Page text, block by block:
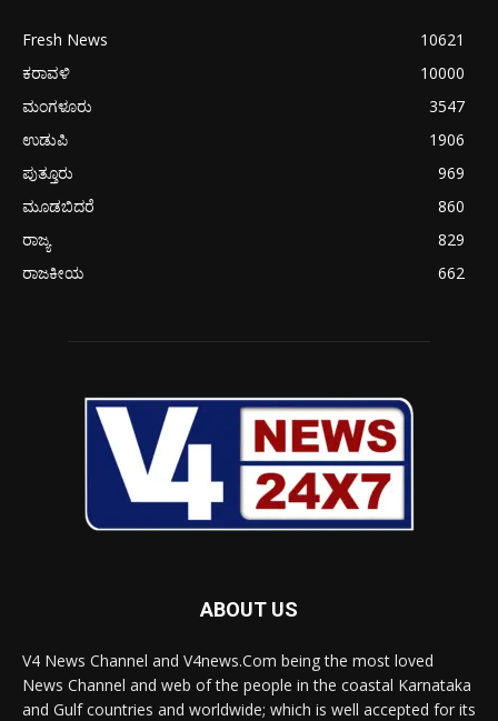
Fresh News
10621
ಕರಾವಳಿ
10000
ಮಂಗಳೂರು
3547
ಉಡುಪಿ
1906
ಪುತ್ತೂರು
969
ಮೂಡಬಿದರೆ
860
ರಾಜ್ಯ
829
ರಾಜಕೀಯ
662
ABOUT US
V4 News Channel and V4news.Com being the most loved
News Channel and web of the people in the coastal Karnataka
and Gulf countries and worldwide; which is well accepted for its